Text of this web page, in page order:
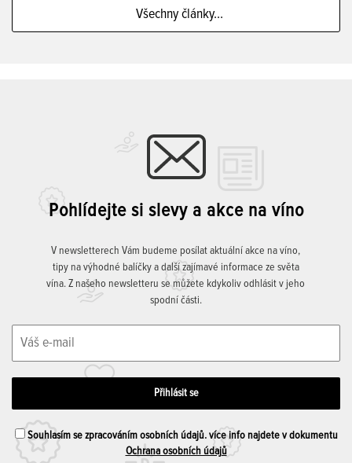
Všechny články...
Pohlídejte si slevy a akce na víno
V newsletterech Vám budeme posílat aktuální akce na víno,
tipy na výhodné balíčky a další zajímavé informace ze světa
vína. Z našeho newsletteru se můžete kdykoliv odhlásit v jeho
spodní části.
Souhlasím se zpracováním osobních údajů. více info najdete v dokumentu
Ochrana osobních údajů